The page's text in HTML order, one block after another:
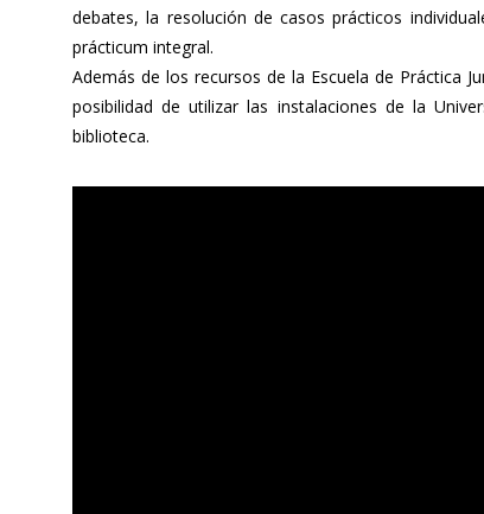
debates, la resolución de casos prácticos
prácticum integral.
Además de los recursos de la Escuela de Práctica
posibilidad de utilizar las instalaciones de la
biblioteca.